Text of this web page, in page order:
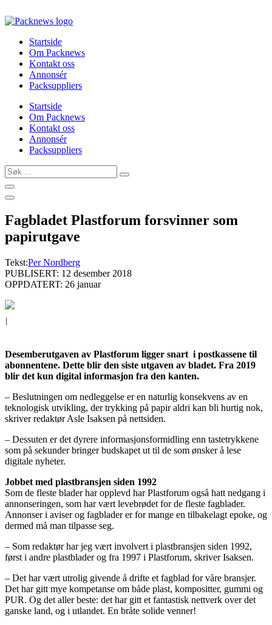
to
Startside
Om Packnews
Kontakt oss
Annonsér
Packsuppliers
Startside
Om Packnews
Kontakt oss
Annonsér
Packsuppliers
Søk
…
Fagbladet Plastforum forsvinner som
papirutgave
Tekst:Per Nordberg
PUBLISERT: 12 desember 2018
OPPDATERT: 26 januar
|
Desemberutgaven av Plastforum ligger snart i postkassene til
abonnentene. Dette blir den siste utgaven av bladet. Fra 2019
blir det kun digital informasjon fra den kanten.
– Beslutningen om nedleggelse er en naturlig konsekvens av en
teknologisk utvikling, der trykking på papir aldri kan bli hurtig nok,
skriver redaktør Asle Isaksen på nettsiden.
– Dessuten er det dyrere informasjonsformidling enn tastetrykkene
som på sekunder bringer budskapet ut til de som ønsker å lese
digitale nyheter.
Jobbet med plastbransjen siden 1992
Som de fleste blader har opplevd har Plastforum også hatt nedgang i
annonseringen, som har vært levebrødet for de fleste fagblader.
Annonser i aviser og fagblader er for mange en tilbakelagt epoke, og
dermed må man tilpasse seg.
– Som redaktør har jeg vært involvert i plastbransjen siden 1992,
først i andre plastblader og fra 1997 i Plastforum, skriver Isaksen.
– Det har vært utrolig givende å drifte et fagblad for våre bransjer.
Det har gitt mye kompetanse om både plast, kompositter, gummi og
PUR. Og det aller beste: det har gitt et fantastisk nettverk over det
ganske land, og i utlandet. En bråte solide venner!